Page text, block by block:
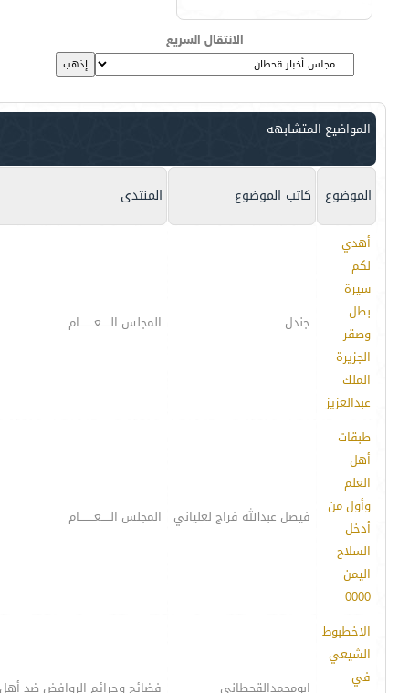
الانتقال السريع
المواضيع المتشابهه
الموضوع كاتب الموضوع المنتدى
أهدي
لكم
سيرة
بطل
وصقر
الجزيرة
الملك
عبدالعزيز
جندل المجلس الـــــعــــــــام
طبقات
أهل
العلم
وأول من
أدخل
السلاح
اليمن
0000
فيصل عبدالله فراج لعلياني المجلس الـــــعــــــــام
الاخطبوط
الشيعي
في
ابومحمدالقحطاني فضائح وجرائم الروافض ضد